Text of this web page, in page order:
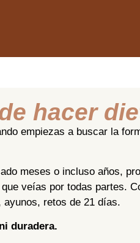
hacer
empiezas a buscar la
meses o incluso años,
veías por todas partes.
retos de 21 días.
duradera.